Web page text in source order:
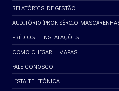
RELATÓRIOS DE GESTÃO
AUDITÓRIO (PROF. SÉRGIO
PRÉDIOS E INSTALAÇÕES
COMO CHEGAR – MAPAS
FALE CONOSCO
LISTA TELEFÔNICA